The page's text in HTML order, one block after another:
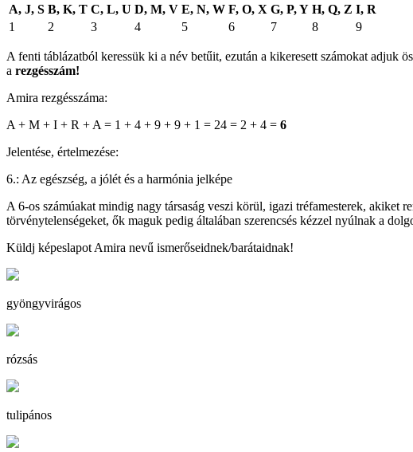
A, J, S B, K, T C, L, U D, M, V E, N, W F, O, X G, P, Y H, Q, Z I, R
1
2 3 4 5 6 7 8 9
A fenti táblázatból keressük ki a név betűit, ezután a kikeresett számokat adjuk
a rezgésszám!
Amira rezgésszáma:
A + M + I + R + A = 1 + 4 + 9 + 9 + 1 = 24 = 2 + 4 = 6
Jelentése, értelmezése:
6.: Az egészség, a jólét és a harmónia jelképe
A 6-os számúakat mindig nagy társaság veszi körül, igazi tréfamesterek,
törvénytelenségeket, ők maguk pedig általában szerencsés kézzel nyúlnak a
Küldj képeslapot Amira nevű ismerőseidnek/barátaidnak!
gyöngyvirágos
rózsás
tulipános